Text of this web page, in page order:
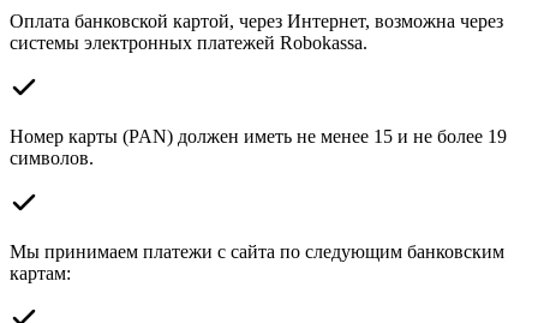
Оплата банковской картой, через Интернет, возможна через
системы электронных платежей Robokassa.
Номер карты (PAN) должен иметь не менее 15 и не более 19
символов.
Мы принимаем платежи с сайта по следующим банковским
картам: